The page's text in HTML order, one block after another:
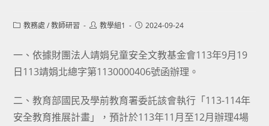
Post教務處 / 教師研習
Post教學組1
Post2024-09-24
一、依據財團法人靖娟兒童安全文教基金會113年9月19
日113靖娟北總字第1130000406號函辦理。
二、教育部國民及學前教育署委託該會執行「113-114年
安全教育推展計畫」，預計於113年11月至12月辦理4場